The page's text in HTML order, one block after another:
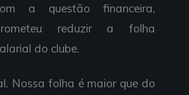
a questão financeira,
reduzir a folha
do clube.
Nossa folha é maior que do